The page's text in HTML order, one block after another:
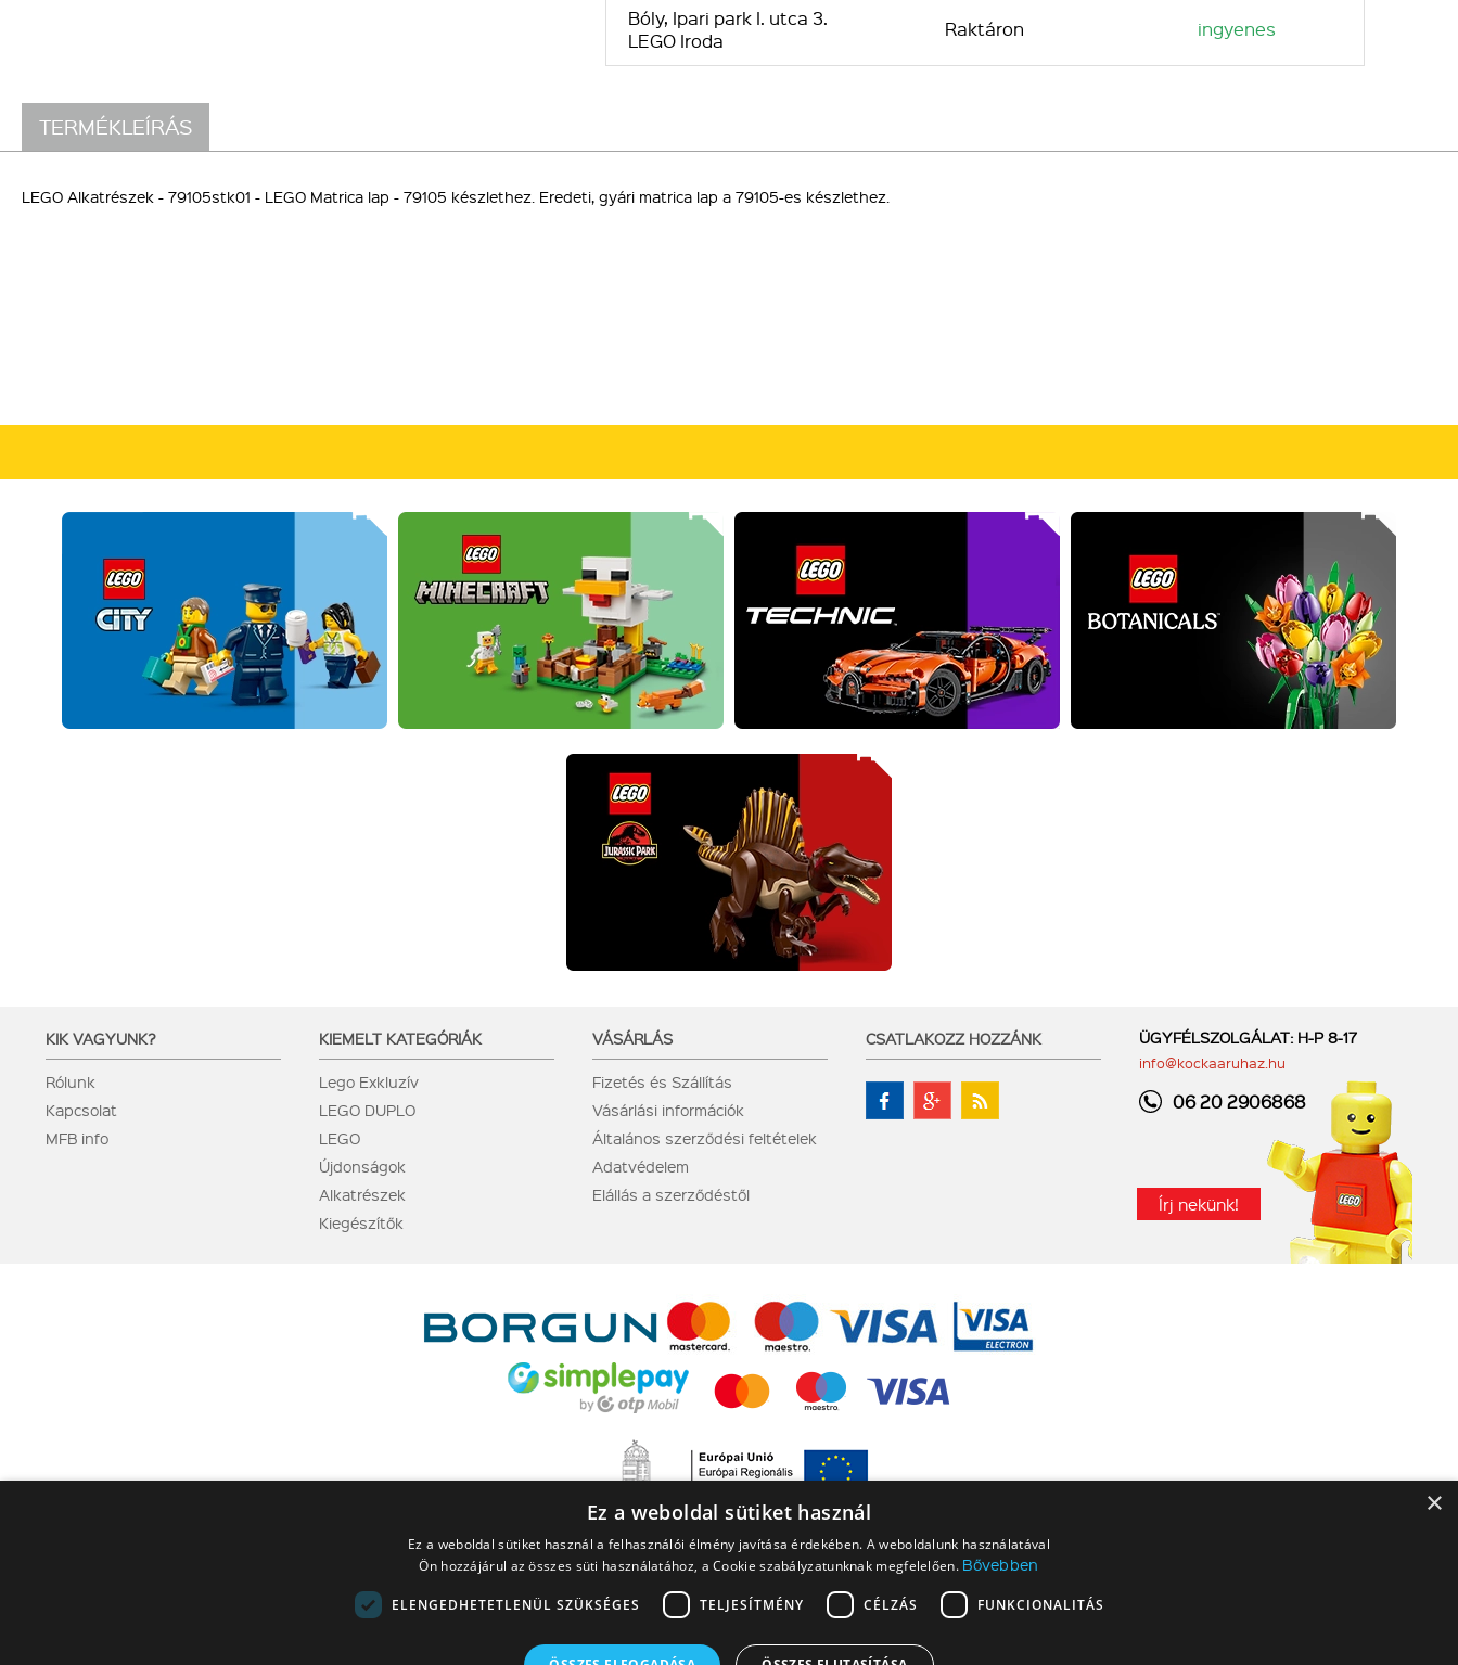
Bóly, Ipari park I. utca 3.
LEGO Iroda
Raktáron ingyenes
TERMÉKLEÍRÁS
LEGO Alkatrészek - 79105stk01 - LEGO Matrica lap - 79105 készlethez. Eredeti, gyári matrica lap a 79105-es készlethez.
KIK VAGYUNK?
Rólunk
Kapcsolat
MFB info
KIEMELT KATEGÓRIÁK
Lego Exkluzív
LEGO DUPLO
LEGO
Újdonságok
Alkatrészek
Kiegészítők
VÁSÁRLÁS
Fizetés és Szállítás
Vásárlási információk
Általános szerződési feltételek
Adatvédelem
Elállás a szerződéstől
CSATLAKOZZ HOZZÁNK ÜGYFÉLSZOLGÁLAT: H-P 8-17
info@kockaaruhaz.hu
06 20 2906868
Írj nekünk!
A LEGO elnevezés, a LEGO logó, a Minifigure, a DUPLO, a DUPLO logó, a NINJAGO, a NINJAGO logó, a FRIENDS logó, a HIDDEN SIDE logó, a MINIFIGURES logó, a MINDSTORMS, a MINDSTORMS logó, a VIDIYO, a NEXO KNIGHTS,
×
Ez a weboldal sütiket használ
Ez a weboldal sütiket használ a felhasználói élmény javítása érdekében. A weboldalunk használatával
Ön hozzájárul az összes süti használatához, a Cookie szabályzatunknak megfelelően. Bővebben
ELENGEDHETETLENÜL SZÜKSÉGES TELJESÍTMÉNY CÉLZÁS FUNKCIONALITÁS